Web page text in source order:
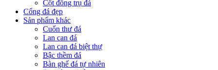
Cột đồng trụ đá
Cổng đá đẹp
Sản phẩm khác
Cuốn thư đá
Lan can đá
Lan can đá biệt thự
Bậc thềm đá
Bàn ghế đá tự nhiên